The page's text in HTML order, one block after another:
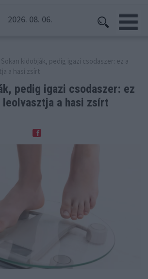
2026. 08. 06.
Sokan kidobják, pedig igazi csodaszer: ez a
a hasi zsírt
pedig igazi csodaszer: ez
leolvasztja a hasi zsírt